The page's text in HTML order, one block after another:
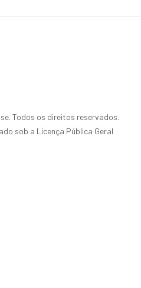
Todos os direitos reservados.
sob a Licença Pública Geral